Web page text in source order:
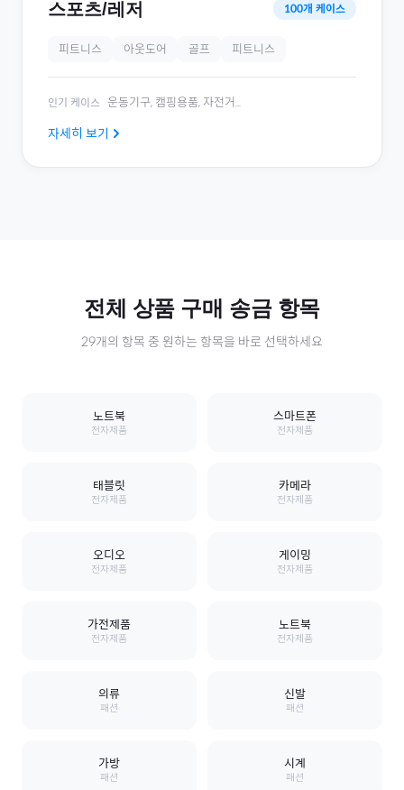
스포츠/레저 100개 케이스
피트니스 아웃도어 골프 피트니스
인기 케이스 운동기구, 캠핑용품, 자전거...
자세히 보기
전체 상품 구매 송금 항목
29개의 항목 중 원하는 항목을 바로 선택하세요
노트북
전자제품
스마트폰
전자제품
태블릿
전자제품
카메라
전자제품
오디오
전자제품
게이밍
전자제품
가전제품
전자제품
노트북
전자제품
의류
패션
신발
패션
가방
패션
시계
패션